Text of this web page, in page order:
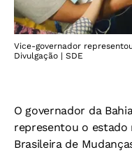
Vice-governador
Divulgação | SDE
O governador da
representou o estado
Brasileira de